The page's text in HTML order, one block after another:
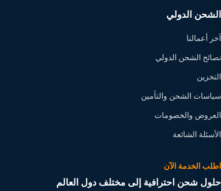
الشحن الدولي
آخر أعمالنا
نصائح الشحن الدولي
التخزين
سياسات الشحن والتأمين
العروض والخصومات
الأسئلة الشائعة
اطلب الخدمة الآن
حلول شحن احترافية إلى مختلف دول العالم